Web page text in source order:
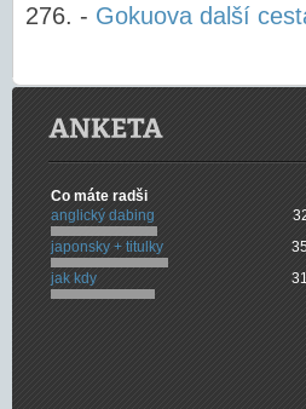
- Gokuova další
Co máte radši
anglický dabing
japonsky + titulky
jak kdy